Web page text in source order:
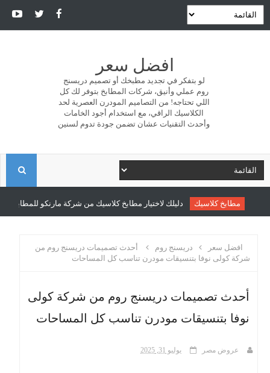
افضل سعر
لو بتفكر في تجديد مطبخك أو تصميم دريسنج
روم عملي وأنيق، شركات المطابخ بتوفر لك كل
اللي تحتاجه! من التصاميم المودرن العصرية لحد
الكلاسيك الراقي، مع استخدام أجود الخامات
وأحدث التقنيات عشان تضمن جودة تدوم لسنين
ا
مطابخ كلاسيك دليلك لاختيار مطابخ كلاسيك من شركة مارنكو للمطابخ
افضل سعر دريسنج روم
أحدث تصميمات دريسنج روم من
شركة كولى نوفا بتنسيقات مودرن تناسب كل المساحات
أحدث تصميمات دريسنج روم من شركة كولى
نوفا بتنسيقات مودرن تناسب كل المساحات
عروض مصر يوليو 31, 2025